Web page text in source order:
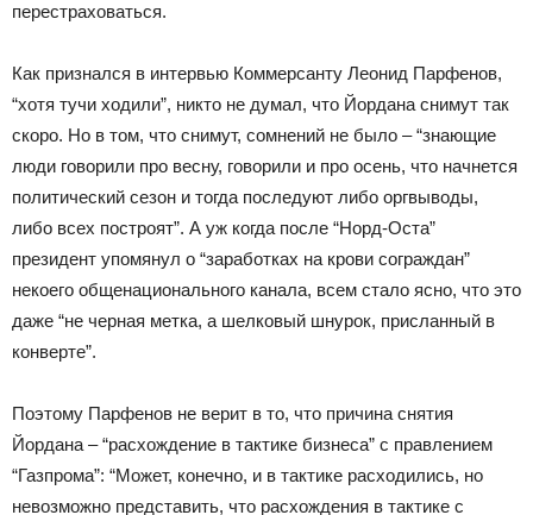
перестраховаться.
Как признался в интервью Коммерсанту Леонид Парфенов,
“хотя тучи ходили”, никто не думал, что Йордана снимут так
скоро. Но в том, что снимут, сомнений не было – “знающие
люди говорили про весну, говорили и про осень, что начнется
политический сезон и тогда последуют либо оргвыводы,
либо всех построят”. А уж когда после “Норд-Оста”
президент упомянул о “заработках на крови сограждан”
некоего общенационального канала, всем стало ясно, что это
даже “не черная метка, а шелковый шнурок, присланный в
конверте”.
Поэтому Парфенов не верит в то, что причина снятия
Йордана – “расхождение в тактике бизнеса” с правлением
“Газпрома”: “Может, конечно, и в тактике расходились, но
невозможно представить, что расхождения в тактике с